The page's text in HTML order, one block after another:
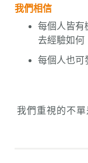
我們相信
每個人皆有
去經驗如何
每個人也可
我們重視的不